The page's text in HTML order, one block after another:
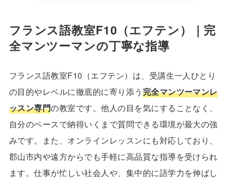
フランス語教室F10（エフテン）｜完
全マンツーマンの丁寧な指導
フランス語教室F10（エフテン）は、受講生一人ひとり
の目的やレベルに徹底的に寄り添う 完全マンツーマンレ
ッスン専門の教室です。他人の目を気にすることなく、
自分のペースで納得いくまで質問できる環境が最大の強
みです。また、オンラインレッスンにも対応しており、
郡山市内や遠方からでも手軽に高品質な指導を受けられ
ます。仕事が忙しい社会人や、集中的に語学力を伸ばし